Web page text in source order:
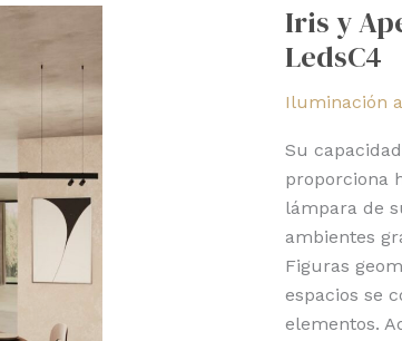
Iris y
LedsC4
Iluminación
Su
proporciona
lámpara de
ambientes
Figuras
espacios se
elementos.
Apex,
novedades
suspensión